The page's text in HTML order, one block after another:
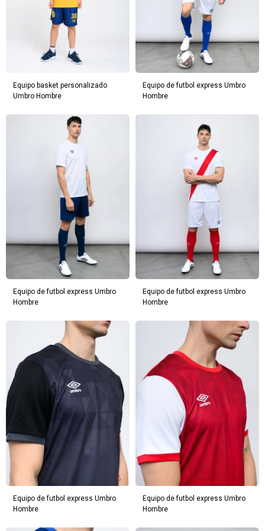
Equipo basket personalizado
Umbro Hombre
Equipo de futbol express Umbro
Hombre
Equipo de futbol express Umbro
Hombre
Equipo de futbol express Umbro
Hombre
Equipo de futbol express Umbro
Hombre
Equipo de futbol express Umbro
Hombre